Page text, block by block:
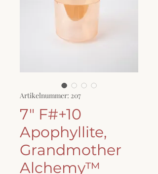
Artikelnummer: 207
7" F#+10
Apophyllite,
Grandmother
Alchemy™